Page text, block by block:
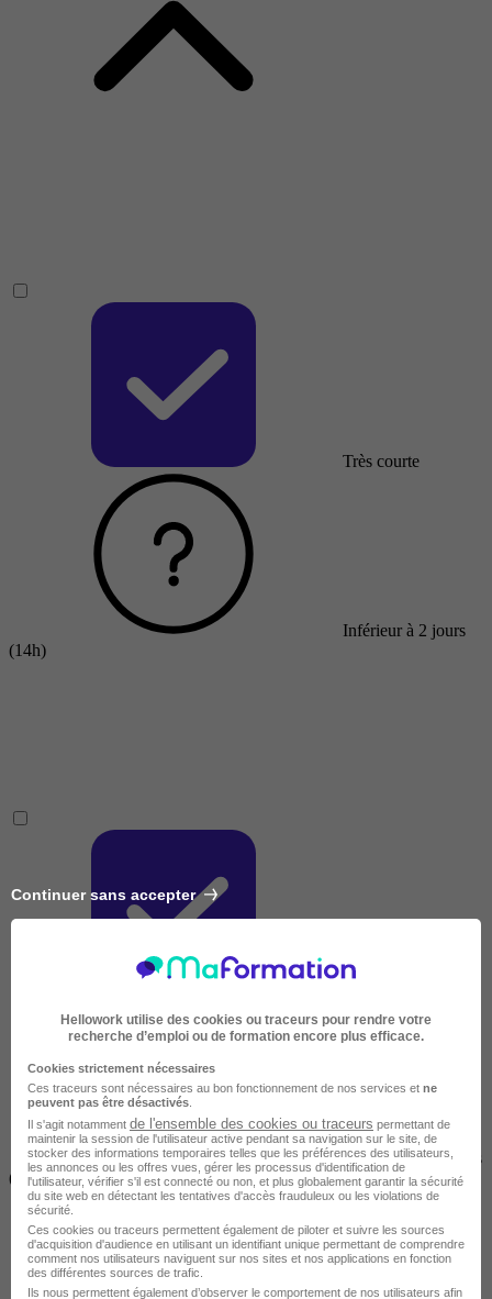
Très courte
Inférieur à 2 jours
(14h)
2 jours à 2 semaines
(14h à 70h)
Continuer sans accepter
Hellowork utilise des cookies ou traceurs pour rendre votre
recherche d’emploi ou de formation encore plus efficace.
Cookies strictement nécessaires
Ces traceurs sont nécessaires au bon fonctionnement de nos services et ne
peuvent pas être désactivés
Il s'agit notamment de l'ensemble des cookies ou traceurs permettant de
maintenir la session de l'utilisateur active pendant sa navigation sur le site, de
stocker des informations temporaires telles que les préférences des utilisateurs,
les annonces ou les offres vues, gérer les processus d'identification de
l'utilisateur, vérifier s'il est connecté ou non, et plus globalement garantir la sécurité
du site web en détectant les tentatives d'accès frauduleux ou les violations de
sécurité.
Ces cookies ou traceurs permettent également de piloter et suivre les sources
d'acquisition d'audience en utilisant un identifiant unique permettant de comprendre
comment nos utilisateurs naviguent sur nos sites et nos applications en fonction
des différentes sources de trafic.
Ils nous permettent également d’observer le comportement de nos utilisateurs afin